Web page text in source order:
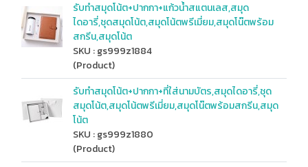
รับทำสมุดโน้ต+ปากกา+แก้วน้ำสแตนเลส,สมุด
ไดอารี่,ชุดสมุดโน้ต,สมุดโน้ตพรีเมี่ยม,สมุดโน๊ตพร้อม
สกรีน,สมุดโน้ต
SKU : gs999z1884
(Product)
รับทำสมุดโน้ต+ปากกา+ที่ใส่นามบัตร,สมุดไดอารี่,ชุด
สมุดโน้ต,สมุดโน้ตพรีเมี่ยม,สมุดโน๊ตพร้อมสกรีน,สมุด
โน้ต
SKU : gs999z1880
(Product)